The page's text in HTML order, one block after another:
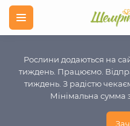
Рослини додаються на
тиждень. Працюємо.
тиждень. З радістю
Мінімальна сумма